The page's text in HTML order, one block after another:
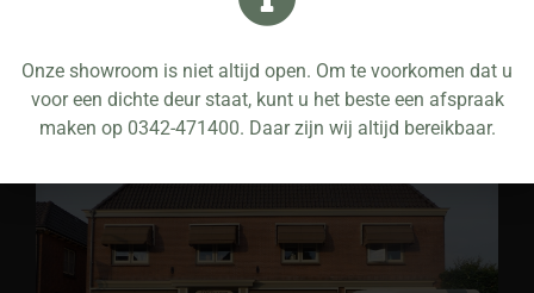
gedegen vakkennis en zijn ook nog eens op de hoogte
van alle laatste trends. Wij nemen ruim de tijd voor u om
Onze showroom is niet altijd open. Om te voorkomen dat u
voor een dichte deur staat, kunt u het beste een afspraak
maken op 0342-471400. Daar zijn wij altijd bereikbaar.